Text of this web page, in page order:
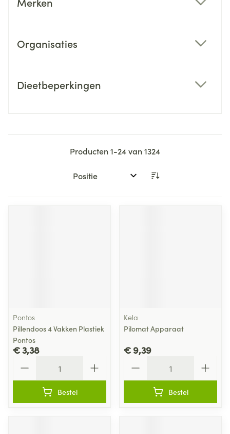
Organisaties
Dieetbeperkingen
Producten1-24van1324
Sorteer op:
Pontos
Pillendoos 4 Vakken Plastiek
Pontos
€ 3,38
Bestel
Kela
Pilomat Apparaat
€ 9,39
Bestel